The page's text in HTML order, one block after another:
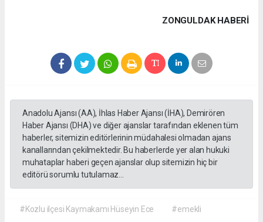
ZONGULDAK HABERİ
Anadolu Ajansı (AA), İhlas Haber Ajansı (İHA), Demirören
Haber Ajansı (DHA) ve diğer ajanslar tarafından eklenen tüm
haberler, sitemizin editörlerinin müdahalesi olmadan ajans
kanallarından çekilmektedir. Bu haberlerde yer alan hukuki
muhataplar haberi geçen ajanslar olup sitemizin hiç bir
editörü sorumlu tutulamaz...
#Kozlu ilçesi Kaymakamı Hüseyin Ece #emekli